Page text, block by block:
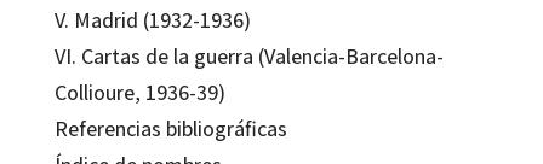
V. Madrid (1932-1936)
VI. Cartas de la guerra (Valencia-Barcelona-
Collioure, 1936-39)
Referencias bibliográficas